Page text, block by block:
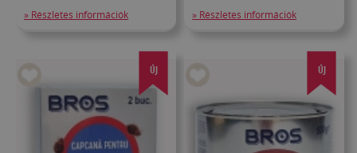
» Részletes információk » Részletes információk
ÚJ ÚJ